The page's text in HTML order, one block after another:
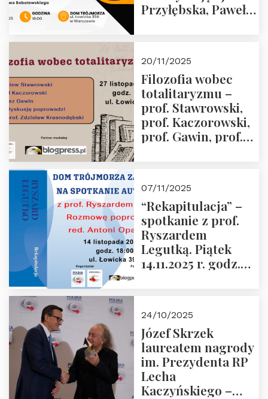
Przyłębska, Paweł
Przemysław
Sobolewski – 4
grudnia 2025 r.
godz. 18:00.
20/11/2025
Filozofia wobec
totalitaryzmu –
prof. Stawrowski,
prof. Kaczorowski,
prof. Gawin, prof.
07/11/2025
“Rekapitulacja” –
spotkanie z prof.
Ryszardem
Legutką. Piątek
14.11.2025 r. godz.
24/10/2025
Józef Skrzek
laureatem nagrody
im. Prezydenta RP
Lecha
Kaczyńskiego –